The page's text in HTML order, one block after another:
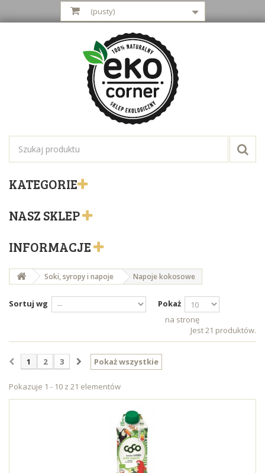
(pusty)
KATEGORIE
NASZ SKLEP
INFORMACJE
Soki, syropy i napoje Napoje kokosowe
Sortuj wg
Pokaż
na stronę
Jest 21 produktów.
Pokaż wszystkie
1 2 3
Pokazuje 1 - 10 z 21 elementów